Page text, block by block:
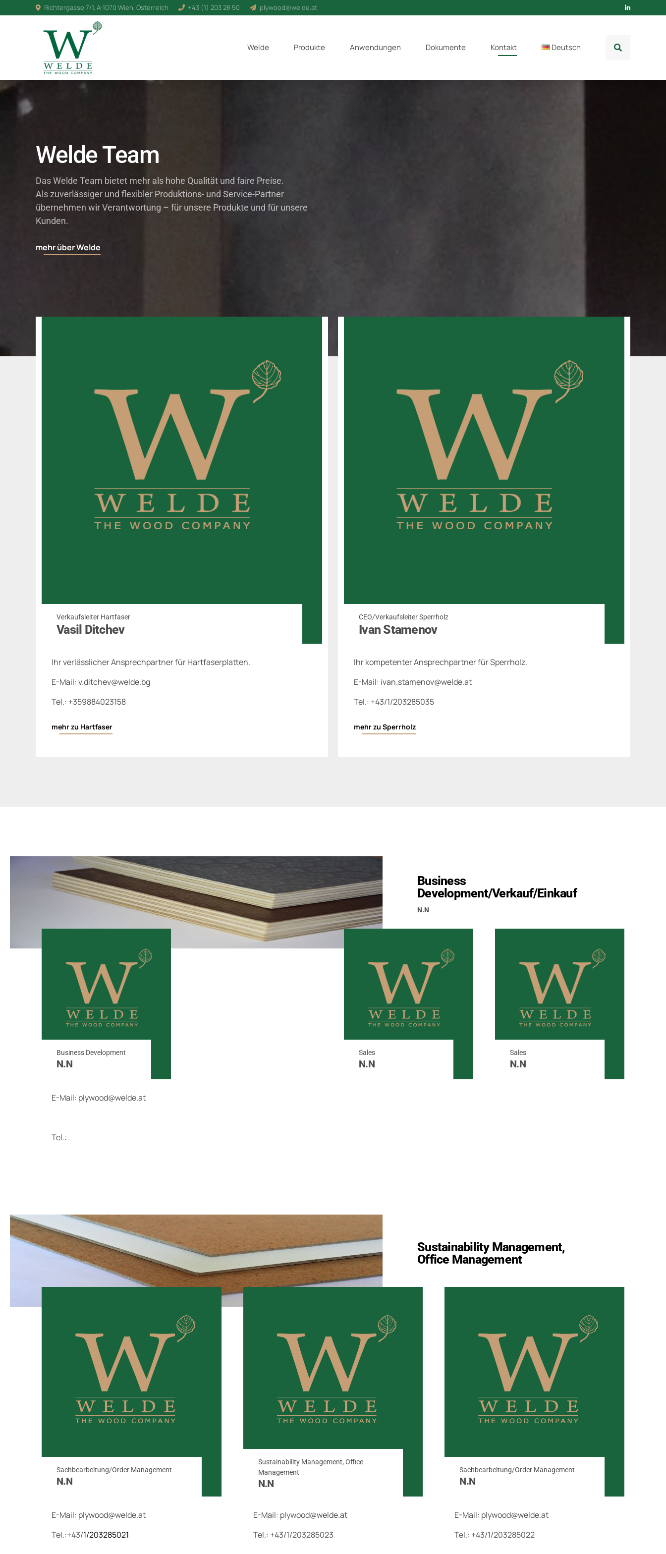
Richtergasse 7/1, A-1070 Wien, Österreich +43 (1) 203 28 50 plywood@welde.at
Welde Produkte Anwendungen Dokumente Kontakt Deutsch
Welde Team
Das Welde Team bietet mehr als hohe Qualität und faire Preise.
Als zuverlässiger und flexibler Produktions- und Service-Partner
übernehmen wir Verantwortung – für unsere Produkte und für unsere
Kunden.
mehr über Welde
Verkaufsleiter Hartfaser
Vasil Ditchev
Ihr verlässlicher Ansprechpartner für Hartfaserplatten.
E-Mail: v.ditchev@welde.bg
Tel.: +359884023158
mehr zu Hartfaser
CEO/Verkaufsleiter Sperrholz
Ivan Stamenov
Ihr kompetenter Ansprechpartner für Sperrholz.
E-Mail: ivan.stamenov@welde.at
Tel.: +43/1/203285035
mehr zu Sperrholz
Business
Development/Verkauf/Einkauf
N.N
Business Development
N.N
E-Mail: plywood@welde.at
Tel.:
Sales
N.N
Sales
N.N
Sustainability Management,
Office Management
Sachbearbeitung/Order Management
N.N
E-Mail: plywood@welde.at
Tel.:+43/1/203285021
Sustainability Management, Office
Management
N.N
E-Mail: plywood@welde.at
Tel.: +43/1/203285023
Sachbearbeitung/Order Management
N.N
E-Mail: plywood@welde.at
Tel.: +43/1/203285022